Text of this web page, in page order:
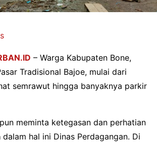
– Warga Kabupaten Bone,
Tradisional Bajoe, mulai dari
semrawut hingga banyaknya parkir
meminta ketegasan dan perhatian
hal ini Dinas Perdagangan. Di